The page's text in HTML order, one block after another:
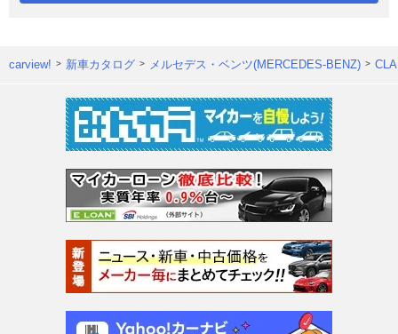
carview! 新車カタログ メルセデス・ベンツ(MERCEDES-BENZ)